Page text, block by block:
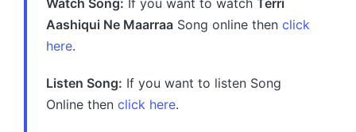
Aashiqui Ne Maarraa Song online then click
here.
Listen Song: If you want to listen Song
Online then click here.